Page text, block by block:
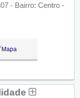
- Bairro: Centro -
Mapa